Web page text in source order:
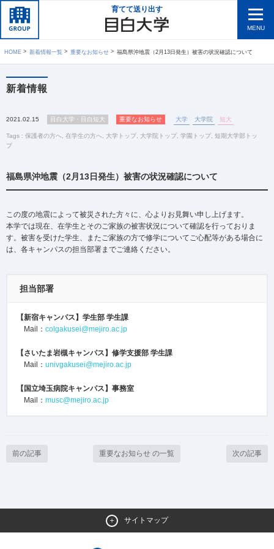
育てて送り出す
MENU
HOME 新着情報一覧 重要なお知らせ 福島県沖地震（2月13日発生）被害の状況確認について
新着情報
2021.02.15 目白大学・目白短大 重要なお知らせ 大学 大学院 短大
Tags : 保護者の方へ 在学生の方へ 大学トップ 大学院トップ 学園トップ 短期大学部トッ
プ
福島県沖地震（2月13日発生）被害の状況確認について
この度の地震によって被災された方々に、心よりお見舞い申し上げます。
本学では現在、在学生とそのご家族の被害状況について確認を行っておりま
す。被害を受けた学生、またご家族の方で修学についてご心配等がある場合に
は、各キャンパスの担当部署までご連絡ください。
担当部署
【新宿キャンパス】 学生部 学生課
Mail： colgakusei@mejiro.ac.jp
【さいたま岩槻キャンパス】 修学支援部 学生課
Mail： univgakusei@mejiro.ac.jp
【国立埼玉病院キャンパス】 事務室
Mail： musc@mejiro.ac.jp
前の記事 重要なお知らせ の一覧 次の記事
サイトマップ